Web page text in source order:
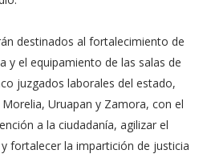
destinados al fortalecimiento de
y el equipamiento de las salas de
juzgados laborales del estado,
Uruapan y Zamora, con el
a la ciudadanía, agilizar el
fortalecer la impartición de justicia